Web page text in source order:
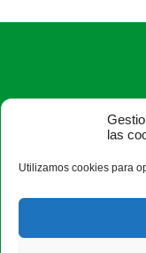
las
Utilizamos cookies para
ASAJA
430